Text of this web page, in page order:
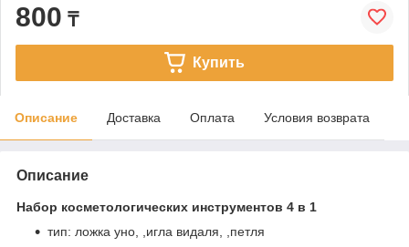
800 ₸
Купить
Описание Доставка Оплата Условия возврата
Описание
Набор косметологических инструментов 4 в 1
тип: ложка уно, ,игла видаля, ,петля